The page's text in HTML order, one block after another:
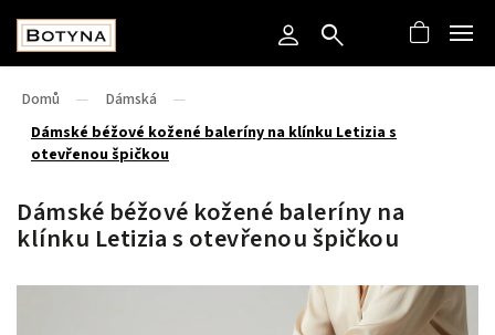
Domů / Dámská
/
Dámské béžové kožené baleríny na klínku Letizia s
otevřenou špičkou
Dámské béžové kožené baleríny na
klínku Letizia s otevřenou špičkou